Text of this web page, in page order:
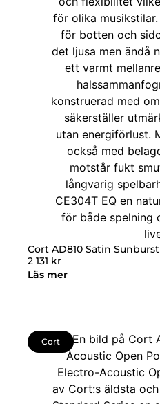
Cort AD810 Satin Sunburst
2 131 kr
Läs mer
Cort